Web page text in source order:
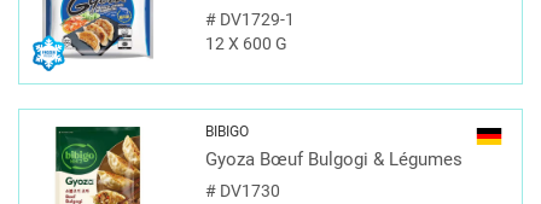
#DV1729-1
12 X 600 G
BIBIGO
Gyoza Bœuf Bulgogi & Légumes
#DV1730